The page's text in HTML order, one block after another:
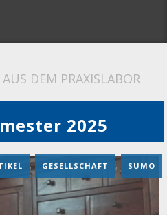
DEM PRAXISLABOR
2025
, GESELLSCHAFT , SUMO